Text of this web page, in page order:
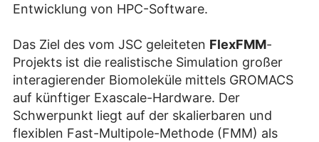
Entwicklung von HPC-Software.
Das Ziel des vom JSC geleiteten FlexFMM-
Projekts ist die realistische Simulation großer
interagierender Biomoleküle mittels GROMACS
auf künftiger Exascale-Hardware. Der
Schwerpunkt liegt auf der skalierbaren und
flexiblen Fast-Multipole-Methode (FMM) als